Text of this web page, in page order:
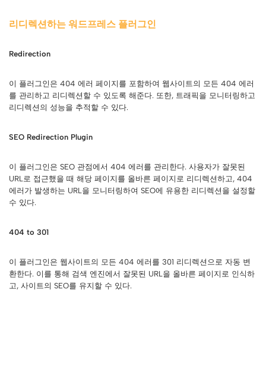
리디렉션하는 워드프레스 플러그인
Redirection
이 플러그인은 404 에러 페이지를 포함하여 웹사이트의 모든 404 에러
를 관리하고 리디렉션할 수 있도록 해준다. 또한, 트래픽을 모니터링하고
리디렉션의 성능을 추적할 수 있다.
SEO Redirection Plugin
이 플러그인은 SEO 관점에서 404 에러를 관리한다. 사용자가 잘못된
URL로 접근했을 때 해당 페이지를 올바른 페이지로 리디렉션하고, 404
에러가 발생하는 URL을 모니터링하여 SEO에 유용한 리디렉션을 설정할
수 있다.
404 to 301
이 플러그인은 웹사이트의 모든 404 에러를 301 리디렉션으로 자동 변
환한다. 이를 통해 검색 엔진에서 잘못된 URL을 올바른 페이지로 인식하
고, 사이트의 SEO를 유지할 수 있다.